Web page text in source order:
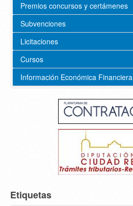
Premios concursos y certámenes
Subvenciones
Licitaciones
Cursos
Información Económica Financiera
Etiquetas